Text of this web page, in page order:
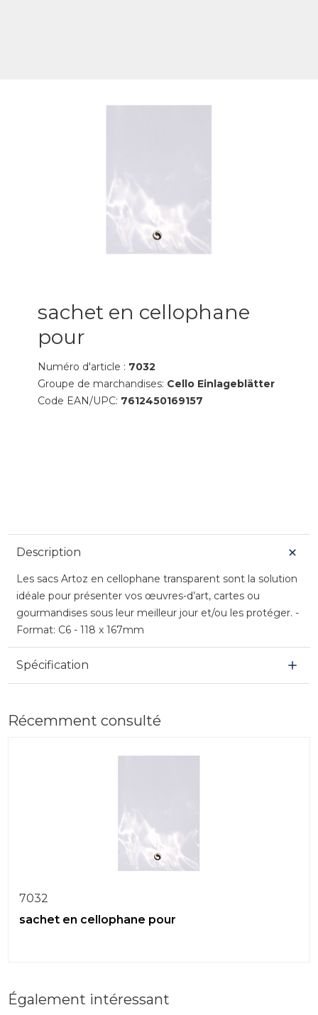
sachet en cellophane
pour
Numéro d'article : 7032
Groupe de marchandises: Cello Einlageblätter
Code EAN/UPC: 7612450169157
Description
Les sacs Artoz en cellophane transparent sont la solution
idéale pour présenter vos œuvres-d’art, cartes ou
gourmandises sous leur meilleur jour et/ou les protéger. -
Format: C6 - 118 x 167mm
Spécification
Récemment consulté
7032
sachet en cellophane pour
Également intéressant